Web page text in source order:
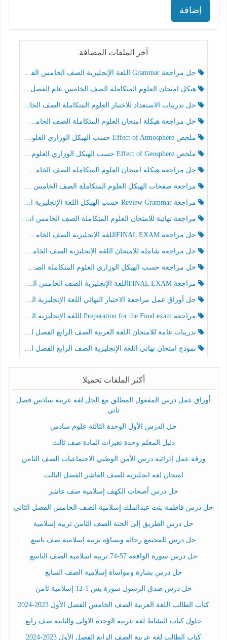
إضافة
آخر الملفات المضافة
حل مراجعة Grammar اللغة الإنجليزية الصف الخامس الفصل الثالث
هيكل امتحان العلوم المتكاملة الصف الخامس عام الفصل الدراسي الثالث 2025-2026
حل تدريبات الاستعداد للاختبار العلوم المتكاملة الصف الخامس عام الفصل الثالث
حل مراجعة هيكلة امتحان العلوم المتكاملة الصف الخامس انسبير الفصل الثالث
ملخص Effect of Atmosphere حسب الهيكل الوزاري العلوم المتكاملة الصف الخامس انسبير الفصل الثالث
ملخص Effect of Geosphere حسب الهيكل الوزاري العلوم المتكاملة الصف الخامس انسبير الفصل الثالث
حل مراجعة هيكلة امتحان العلوم المتكاملة الصف الخامس عام الفصل الثالث
مراجعة صفحات الهيكل العلوم المتكاملة الصف الخامس انسبير الفصل الثالث
مراجعة Review Grammar حسب الهيكل اللغة الإنجليزية الصف الخامس الفصل الثالث
مراجعة نهائية للامتحان العلوم المتكاملة الصف الخامس انسبير الفصل الثالث
حل مراجعة FINAL EXAMاللغة الإنجليزية الصف الخامس الفصل الثالث
حل مراجعة شاملة للامتحان اللغة الإنجليزية الصف الخامس الفصل الثالث
حل مراجعة حسب الهيكل الوزاري العلوم المتكاملة الصف الخامس عام الفصل الثالث
مراجعة FINAL EXAMاللغة الإنجليزية الصف الخامس الفصل الثالث
حل أوراق عمل مراجعة الاختبار النهائي اللغة الإنجليزية الصف الرابع الفصل الثالث
مراجعة Preparation for the Final exam اللغة الإنجليزية الصف الرابع الفصل الثالث
تدريبات عامة للامتحان اللغة العربية الصف الرابع الفصل الثالث
نموذج امتحان نهائي اللغة الإنجليزية الصف الرابع الفصل الثالث
أكثر الملفات تحميلا
أوراق عمل درس المفعول المطلق مع الحل لغة عربية سادس فصل
ثاني
حل الدرس الأول الوحدة الثالثة علوم سادس
دليل المعلم وحدة تغيرات المادة صف ثالث
ورقة عمل إثرائية درس الأمن الوطني الاجتماعيات الصف الثامن
امتحان لغة انجليزية للصف العاشر الفصل الثالث
حل درس أصحاب الكهف إسلامية صف عاشر
حل درس فاطمة بنت عبدالملك إسلامية الصف الخامس الفصل الثاني
حل درس الطريق إلى الجنة الصف الثامن تربية إسلامية
حل درس للمجتمع رجاله ونساؤه تربية إسلامية صف تاسع
حل درس سورة الواقعة 57-74 تربية اسلامية الصف التاسع
حل درس بشارة ومواساة إسلامية الصف السابع
حل درس صدق الرسول سورة يس 1-12 إسلامية ثامن
كتاب الطالب اللغة العربية الصف الخامس الفصل الأول 2023-2024
حلول كتاب النشاط لغة عربية الوحدة الاولى والثانية صف رابع
كتاب الطالب لغة عربية الصف الرابع الفصل الأول 2023-2024